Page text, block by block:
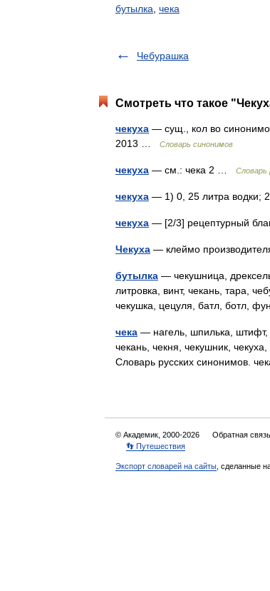
бутылка чека
Чебурашка
Смотреть что такое
чекуха — сущ., кол во
2013 …
Словарь синонимов
чекуха — см.: чека 2 … Словарь
чекуха — 1) 0, 25 литра водки;
чекуха — [2/3] рецептурный
Чекуха — клеймо
бутылка — чекушница,
литровка, винт, чекань, тара,
чекушка, цецуля, батл, ботл,
чека — нагель, шпилька, штифт,
чекань, чекня, чекушник,
Словарь русских синонимов.
© Академик, 2000-2026 Обратная
👣 Путешествия
Экспорт словарей на сайты , сделанные